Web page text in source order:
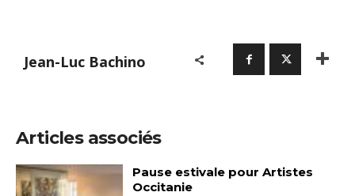
Jean-Luc Bachino
Articles associés
Pause estivale pour Artistes
Occitanie